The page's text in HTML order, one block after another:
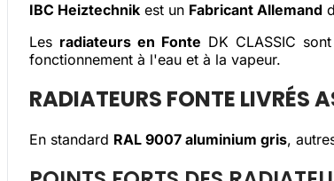
IBC Heiztechnik est un Fabricant Allemand
Les radiateurs en Fonte DK CLASSIC
fonctionnement à l'eau et à la vapeur.
RADIATEURS FONTE LIVRÉS
En standard RAL 9007 aluminium gris,